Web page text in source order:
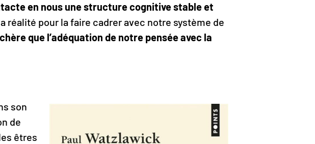
en nous une structure cognitive stable et
réalité pour la faire cadrer avec notre système de
que l’adéquation de notre pensée avec la
son
de
êtres